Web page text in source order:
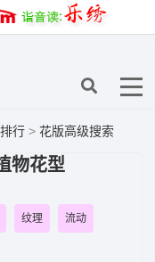
行 > 花版高级搜索
物花型
纹理 流动